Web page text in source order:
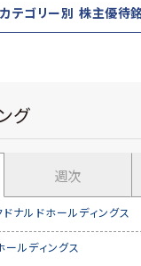
テゴリー別 株主優待
グ
週次
ドナルドホールディングス
ールディングス